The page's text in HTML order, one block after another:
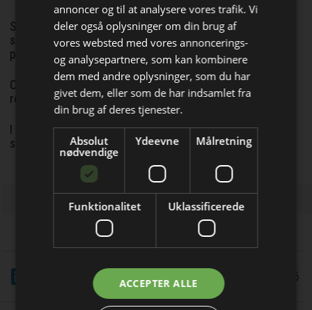
Bliv opdateret hver dag
Få de vigtigste nyheder om
byggebranchen
direkte i din indbakke
Jeg modtager allerede
nyhedsbrevet
Særligt når det er de samme politikere, som med
stramningerne af asbestlovgivningen kun har øget
problematikken.
Og ja, i en valgkamp kan det være svært at vide, hvad der er
reelle politiske intentioner, og hvad der blot er valgflæsk.
I dette tilfælde håber jeg dog, at diskussionen kan udmønte
sig i reelle handlinger
11/5 2026
annoncer og til at analysere vores trafik. Vi
deler også oplysninger om din brug af
vores websted med vores annoncerings-
og analysepartnere, som kan kombinere
dem med andre oplysninger, som du har
givet dem, eller som de har indsamlet fra
din brug af deres tjenester.
Absolut
nødvendige
Ydeevne Målretning
Funktionalitet Uklassificerede
ACCEPTER ALLE